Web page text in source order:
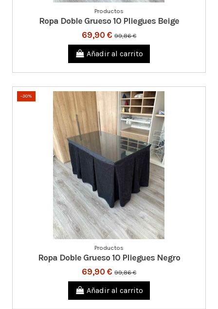
Productos
Ropa Doble Grueso 10 Pliegues Beige
69,90 € 99,86 €
Añadir al carrito
-30%
Productos
Ropa Doble Grueso 10 Pliegues Negro
69,90 € 99,86 €
Añadir al carrito